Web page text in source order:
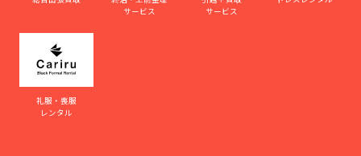
サービス
サービス
礼服・喪服
レンタル